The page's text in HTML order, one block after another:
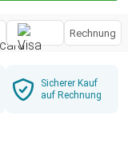
Rechnung
Sicherer Kauf
auf Rechnung